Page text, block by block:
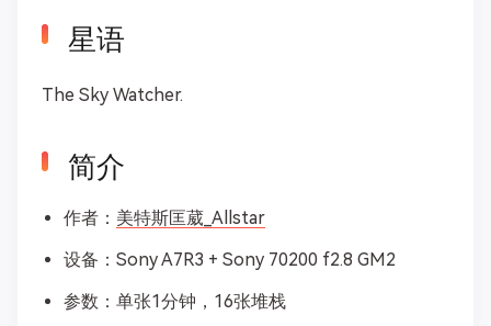
星语
The Sky Watcher.
简介
作者： 美特斯匡葳_Allstar
设备：Sony A7R3 + Sony 70200 f2.8 GM2
参数：单张1分钟，16张堆栈